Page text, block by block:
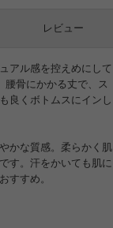
アル感を控えめにして
腰骨にかかる丈で、ス
良くボトムスにインし
かな質感。柔らかく肌
す。汗をかいても肌に
すすめ。
レビュー